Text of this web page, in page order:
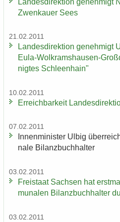
Zwenkau­er Sees
21.02.2011
Lan­des­di­rek­ti­on ge­neh­migt
Eula-​Wolkramshausen-
nig­tes Schleen­hain"
10.02.2011
Er­reich­bar­keit
07.02.2011
In­nen­mi­nis­ter Ulbig
na­le Bi­lanz­buch­hal­ter
03.02.2011
Frei­staat Sach­sen hat
mu­na­len Bi­lanz­buch­hal­ter
03.02.2011